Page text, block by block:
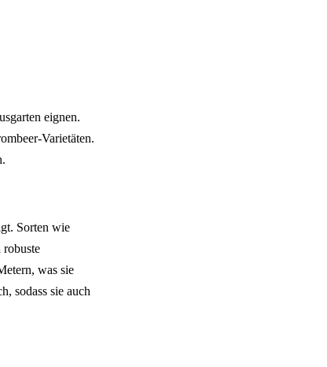
eignen.
Varietäten.
Sorten wie
robuste
was sie
sodass sie auch